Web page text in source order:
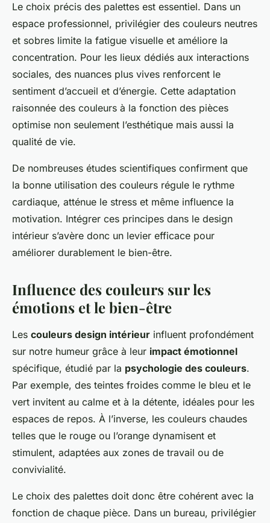
Le choix précis des palettes est essentiel. Dans un
espace professionnel, privilégier des couleurs neutres
et sobres limite la fatigue visuelle et améliore la
concentration. Pour les lieux dédiés aux interactions
sociales, des nuances plus vives renforcent le
sentiment d’accueil et d’énergie. Cette adaptation
raisonnée des couleurs à la fonction des pièces
optimise non seulement l’esthétique mais aussi la
qualité de vie.
De nombreuses études scientifiques confirment que
la bonne utilisation des couleurs régule le rythme
cardiaque, atténue le stress et même influence la
motivation. Intégrer ces principes dans le design
intérieur s’avère donc un levier efficace pour
améliorer durablement le bien-être.
Influence des couleurs sur les
émotions et le bien-être
Les couleurs design intérieur influent profondément
sur notre humeur grâce à leur impact émotionnel
spécifique, étudié par la psychologie des couleurs.
Par exemple, des teintes froides comme le bleu et le
vert invitent au calme et à la détente, idéales pour les
espaces de repos. À l’inverse, les couleurs chaudes
telles que le rouge ou l’orange dynamisent et
stimulent, adaptées aux zones de travail ou de
convivialité.
Le choix des palettes doit donc être cohérent avec la
fonction de chaque pièce. Dans un bureau, privilégier